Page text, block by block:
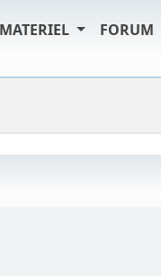
MATERIEL FORUM